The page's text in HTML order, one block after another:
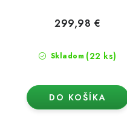
Skladom (22 ks)
299,98 €
DO KOŠÍKA